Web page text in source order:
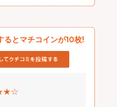
るとマチコインが10枚!